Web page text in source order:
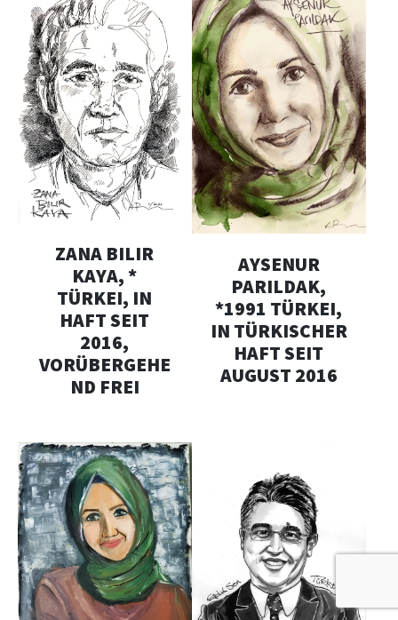
ZANA BILIR
KAYA, *
TÜRKEI, IN
HAFT SEIT
2016,
VORÜBERGEHE
ND FREI
AYSENUR
PARILDAK,
*1991 TÜRKEI,
IN TÜRKISCHER
HAFT SEIT
AUGUST 2016